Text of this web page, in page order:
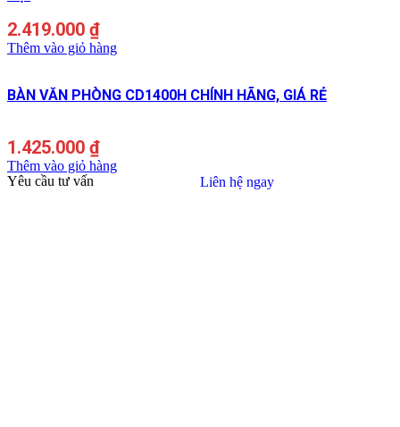
2.419.000 ₫
Thêm vào giỏ hàng
BÀN VĂN PHÒNG CD1400H CHÍNH HÃNG, GIÁ RẺ
1.425.000 ₫
Thêm vào giỏ hàng
Yêu cầu tư vấn
Liên hệ ngay